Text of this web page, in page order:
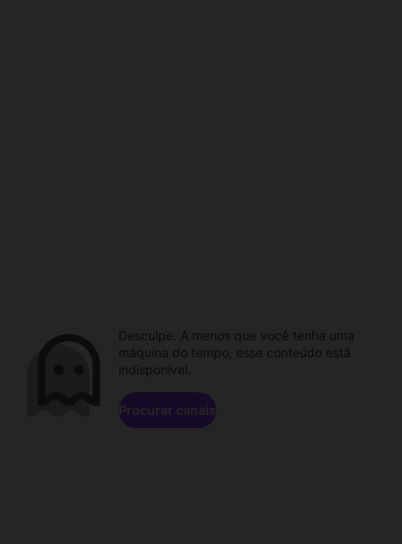
Desculpe. A menos que você tenha uma
máquina do tempo, esse conteúdo está
indisponível.
Procurar canais